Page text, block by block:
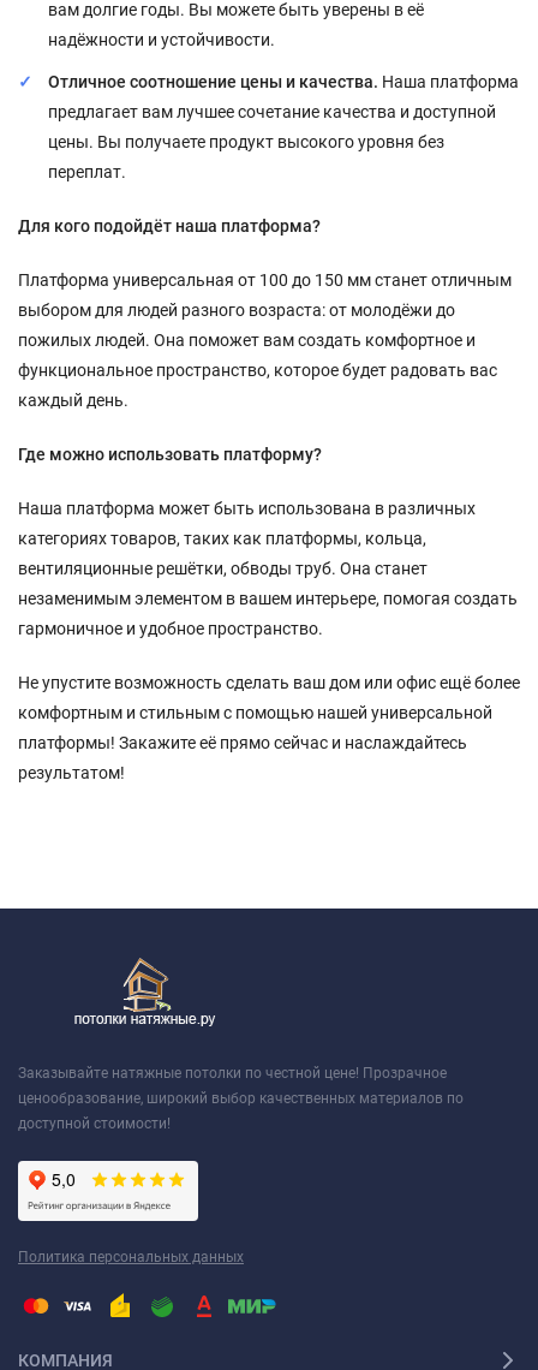
вам долгие годы. Вы можете быть уверены в её
надёжности и устойчивости.
Отличное соотношение цены и качества. Наша платформа
предлагает вам лучшее сочетание качества и доступной
цены. Вы получаете продукт высокого уровня без
переплат.
Для кого подойдёт наша платформа?
Платформа универсальная от 100 до 150 мм станет отличным
выбором для людей разного возраста: от молодёжи до
пожилых людей. Она поможет вам создать комфортное и
функциональное пространство, которое будет радовать вас
каждый день.
Где можно использовать платформу?
Наша платформа может быть использована в различных
категориях товаров, таких как платформы, кольца,
вентиляционные решётки, обводы труб. Она станет
незаменимым элементом в вашем интерьере, помогая создать
гармоничное и удобное пространство.
Не упустите возможность сделать ваш дом или офис ещё более
комфортным и стильным с помощью нашей универсальной
платформы! Закажите её прямо сейчас и наслаждайтесь
результатом!
Заказывайте натяжные потолки по честной цене! Прозрачное
ценообразование, широкий выбор качественных материалов по
доступной стоимости!
Политика персональных данных
КОМПАНИЯ